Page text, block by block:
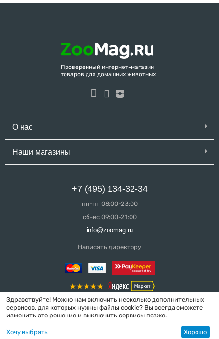
Проверенный интернет-магазин
товаров для домашних животных
О нас
Наши магазины
+7 (495) 134-32-34
пн-пт 08:00-23:00
сб-вс 09:00-21:00
info@zoomag.ru
Написать директору
Интернет-магазин сделан в вебстудии
MakeShop.pro
Здравствуйте! Можно нам включить несколько дополнительных
сервисов, для которых нужны файлы cookie? Вы всегда сможете
изменить это решение и выключить сервисы позже.
Хочу выбрать Хорошо